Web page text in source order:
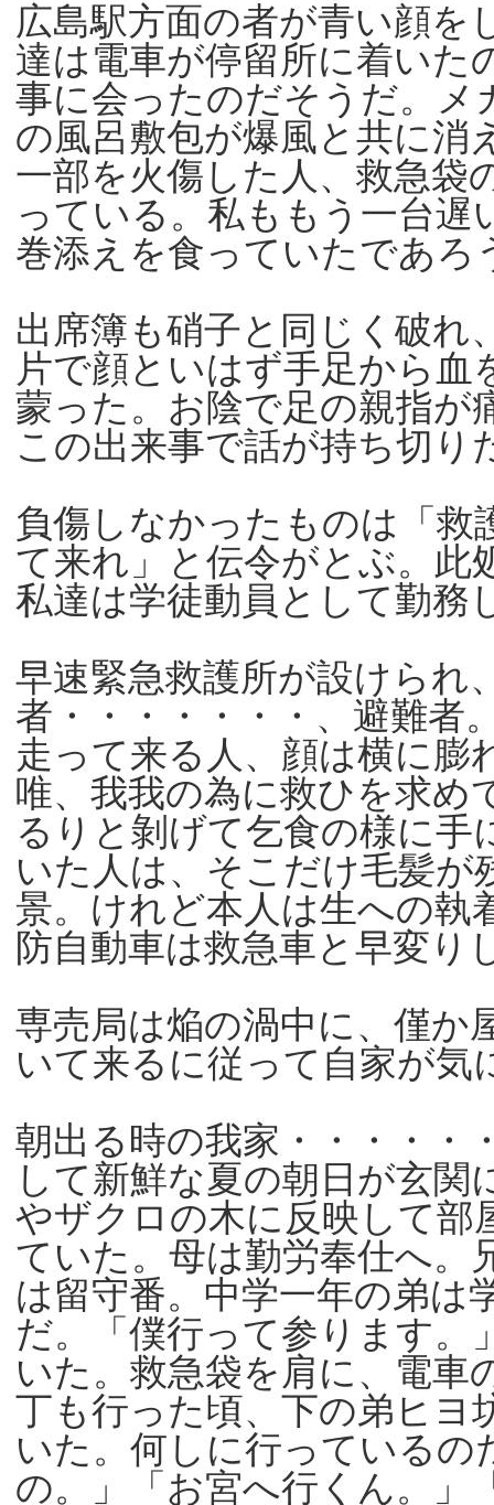
広島駅方面の者が青い顔を
達は電車が停留所に着いた
事に会ったのだそうだ。メ
の風呂敷包が爆風と共に消
一部を火傷した人、救急袋
っている。私ももう一台
巻添えを食っていたであろ
出席簿も硝子と同じく破れ
片で顔といはず手足から血
蒙った。お陰で足の親指が
この出来事で話が持ち切り
負傷しなかったものは「
て来れ」と伝令がとぶ。此
私達は学徒動員として勤務
早速緊急救護所が設けられ
者・・・・・・・、避難者
走って来る人、顔は横に膨
唯、我我の為に救ひを求め
るりと剝げて乞食の様に
いた人は、そこだけ毛髪が
景。けれど本人は生への執
防自動車は救急車と早変り
専売局は焔の渦中に、僅か
いて来るに従って自家が気
朝出る時の我家・・・・・
して新鮮な夏の朝日が玄
やザクロの木に反映して部
ていた。母は勤労奉仕へ。
は留守番。中学一年の弟は
だ。「僕行って参ります。
いた。救急袋を肩に、電車
丁も行った頃、下の弟ヒヨ
いた。何しに行っているの
の。」「お宮へ行くん。」